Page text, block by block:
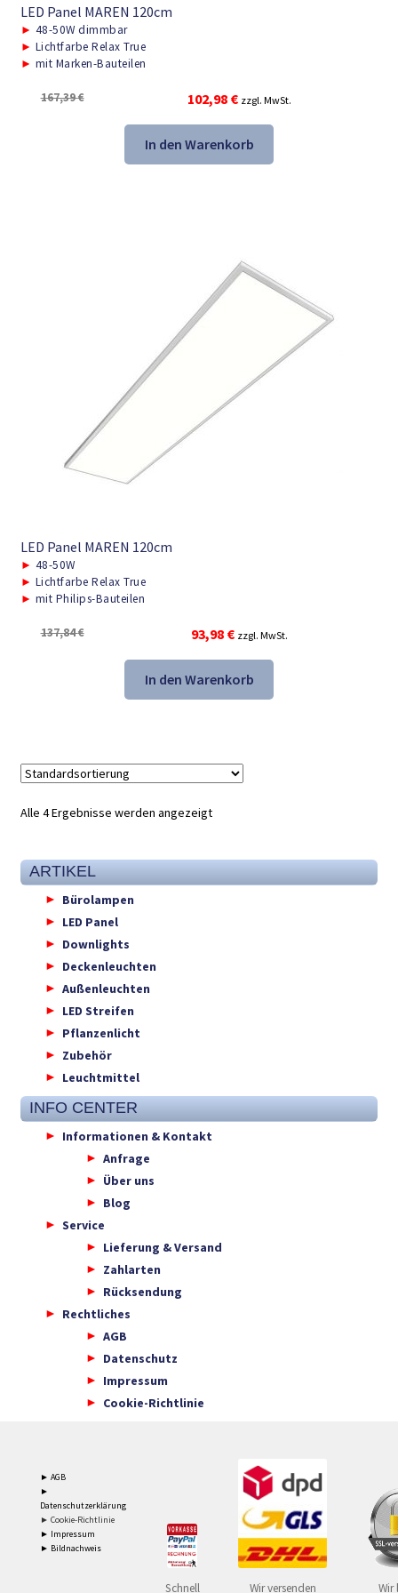
LED Panel MAREN 120cm
► 48-50W dimmbar
► Lichtfarbe Relax True
► mit Marken-Bauteilen
167,39€
Ursprünglicher
Preis
war:
167,39 €
102,98 €Aktueller
Preis
ist:
102,98 €.
zzgl. MwSt.
In den Warenkorb
LED Panel MAREN 120cm
► 48-50W
► Lichtfarbe Relax True
► mit Philips-Bauteilen
137,84€
Ursprünglicher
Preis
war:
137,84 €
93,98 €Aktueller
Preis
ist:
93,98 €.
zzgl. MwSt.
In den Warenkorb
Alle 4 Ergebnisse werden angezeigt
ARTIKEL
Bürolampen
LED Panel
Downlights
Deckenleuchten
Außenleuchten
LED Streifen
Pflanzenlicht
Zubehör
Leuchtmittel
INFO CENTER
Informationen & Kontakt
Anfrage
Über uns
Blog
Service
Lieferung & Versand
Zahlarten
Rücksendung
Rechtliches
AGB
Datenschutz
Impressum
Cookie-Richtlinie
► AGB
►
Datenschutzerklärung
► Cookie-Richtlinie
► Impressum
► Bildnachweis
Schnell
Wir versenden
Wir